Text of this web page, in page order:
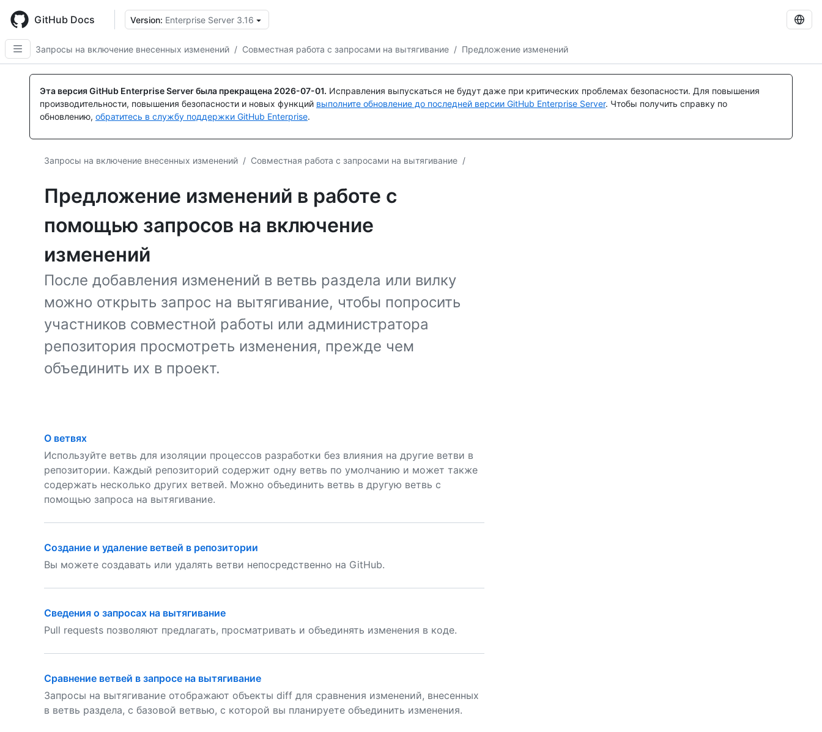
main
content
GitHub Docs Version: Enterprise Server 3.16
Запросы на включение внесенных изменений / Совместная работа с запросами на вытягивание / Предложение изменений
Эта версия GitHub Enterprise Server была прекращена 2026-07-01. Исправления выпускаться не будут даже при критических проблемах безопасности. Для повышения
производительности, повышения безопасности и новых функций выполните обновление до последней версии GitHub Enterprise Server. Чтобы получить справку по
обновлению, обратитесь в службу поддержки GitHub Enterprise.
Запросы на включение внесенных изменений / Совместная работа с запросами на вытягивание /
Предложение изменений в работе с
помощью запросов на включение
изменений
После добавления изменений в ветвь раздела или вилку
можно открыть запрос на вытягивание, чтобы попросить
участников совместной работы или администратора
репозитория просмотреть изменения, прежде чем
объединить их в проект.
О ветвях
Используйте ветвь для изоляции процессов разработки без влияния на другие ветви в
репозитории. Каждый репозиторий содержит одну ветвь по умолчанию и может также
содержать несколько других ветвей. Можно объединить ветвь в другую ветвь с
помощью запроса на вытягивание.
Создание и удаление ветвей в репозитории
Вы можете создавать или удалять ветви непосредственно на GitHub.
Сведения о запросах на вытягивание
Pull requests позволяют предлагать, просматривать и объединять изменения в коде.
Сравнение ветвей в запросе на вытягивание
Запросы на вытягивание отображают объекты diff для сравнения изменений, внесенных
в ветвь раздела, с базовой ветвью, с которой вы планируете объединить изменения.